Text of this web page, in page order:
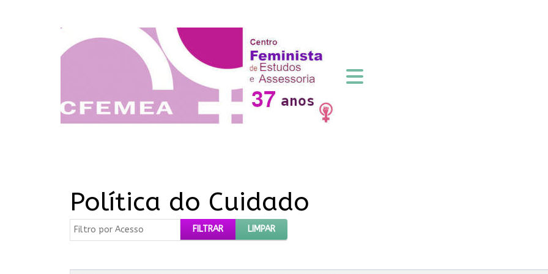
Política do Cuidado
Filtro por Acesso FILTRAR LIMPAR